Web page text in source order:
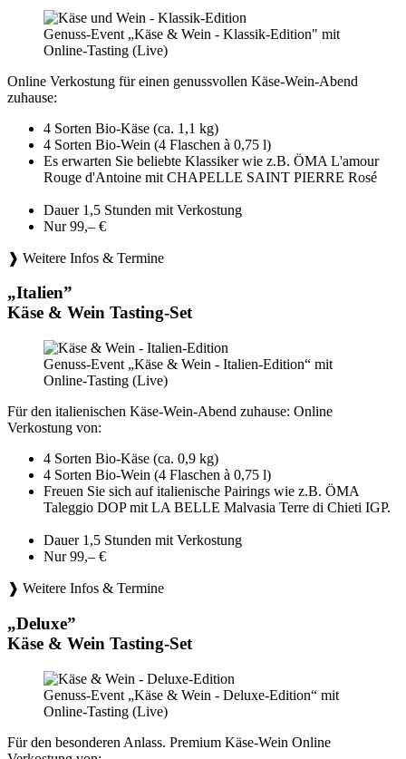
Genuss-Event „Käse & Wein - Klassik-Edition" mit
Online-Tasting (Live)
Online Verkostung für einen genussvollen Käse-Wein-Abend
zuhause:
4 Sorten Bio-Käse (ca. 1,1 kg)
4 Sorten Bio-Wein (4 Flaschen à 0,75 l)
Es erwarten Sie beliebte Klassiker wie z.B. ÖMA L'amour
Rouge d'Antoine mit CHAPELLE SAINT PIERRE Rosé
Dauer 1,5 Stunden mit Verkostung
Nur 99,– €
❱ Weitere Infos & Termine
„Italien”
Käse & Wein Tasting-Set
Genuss-Event „Käse & Wein - Italien-Edition“ mit
Online-Tasting (Live)
Für den italienischen Käse-Wein-Abend zuhause: Online
Verkostung von:
4 Sorten Bio-Käse (ca. 0,9 kg)
4 Sorten Bio-Wein (4 Flaschen à 0,75 l)
Freuen Sie sich auf italienische Pairings wie z.B. ÖMA
Taleggio DOP mit LA BELLE Malvasia Terre di Chieti IGP.
Dauer 1,5 Stunden mit Verkostung
Nur 99,– €
❱ Weitere Infos & Termine
„Deluxe”
Käse & Wein Tasting-Set
Genuss-Event „Käse & Wein - Deluxe-Edition“ mit
Online-Tasting (Live)
Für den besonderen Anlass. Premium Käse-Wein Online